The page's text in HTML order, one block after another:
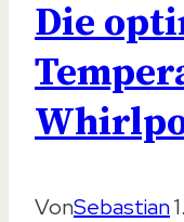
im
Die
VonSebastian